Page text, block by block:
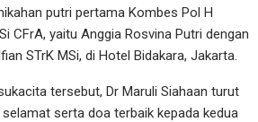
putri pertama Kombes Pol H
CFrA, yaitu Anggia Rosvina Putri dengan
STrK MSi, di Hotel Bidakara, Jakarta.
tersebut, Dr Maruli Siahaan turut
serta doa terbaik kepada kedua